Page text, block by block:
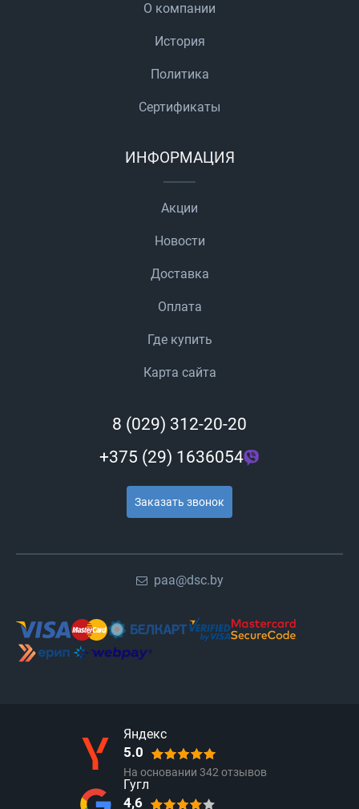
О компании
История
Политика
Сертификаты
ИНФОРМАЦИЯ
Акции
Новости
Доставка
Оплата
Где купить
Карта сайта
8 (029) 312-20-20
+375 (29) 1636054
Заказать звонок
paa@dsc.by
Яндекс
5.0
На основании 342 отзывов
Гугл
4,6